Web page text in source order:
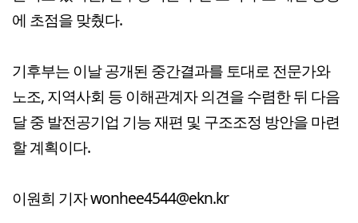
에 초점을 맞췄다.
기후부는 이날 공개된 중간결과를 토대로 전문가와
노조, 지역사회 등 이해관계자 의견을 수렴한 뒤 다음
달 중 발전공기업 기능 재편 및 구조조정 방안을 마련
할 계획이다.
이원희 기자 wonhee4544@ekn.kr